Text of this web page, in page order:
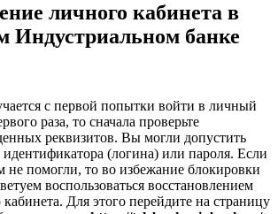
личного кабинета в
Индустриальном банке
с первой попытки войти в личный
раза, то сначала проверьте
реквизитов. Вы могли допустить
(логина) или пароля. Если
не помогли, то во избежание блокировки
воспользоваться восстановлением
Для этого перейдите на страницу